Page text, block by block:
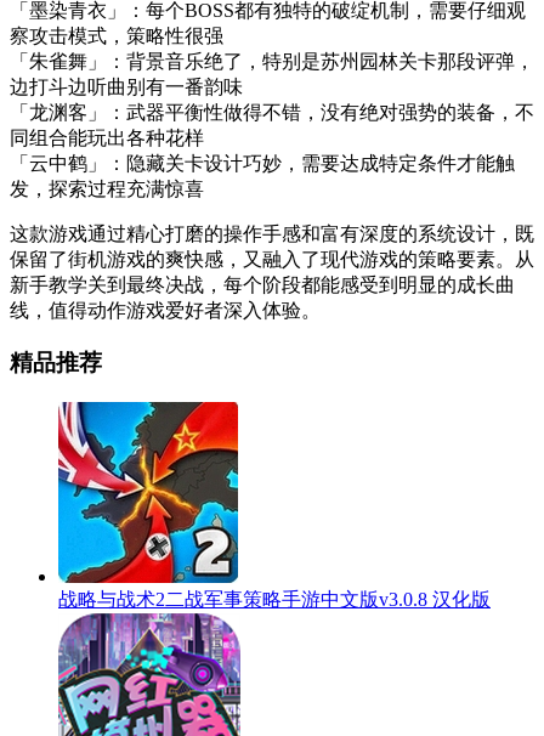
「墨染青衣」：每个BOSS都有独特的破绽机制，需要仔细观
察攻击模式，策略性很强
「朱雀舞」：背景音乐绝了，特别是苏州园林关卡那段评弹，
边打斗边听曲别有一番韵味
「龙渊客」：武器平衡性做得不错，没有绝对强势的装备，不
同组合能玩出各种花样
「云中鹤」：隐藏关卡设计巧妙，需要达成特定条件才能触
发，探索过程充满惊喜
这款游戏通过精心打磨的操作手感和富有深度的系统设计，既
保留了街机游戏的爽快感，又融入了现代游戏的策略要素。从
新手教学关到最终决战，每个阶段都能感受到明显的成长曲
线，值得动作游戏爱好者深入体验。
精品推荐
战略与战术2二战军事策略手游中文版v3.0.8 汉化版